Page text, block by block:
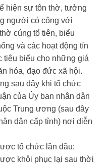
hiện sự tôn thờ, tưởng
người có công với
cúng tổ tiên, biểu
và các hoạt động tín
tiêu biểu cho những giá
hóa, đạo đức xã hội.
sau đây khi tổ chức
của Ủy ban nhân dân
Trung ương (sau đây
dân cấp tỉnh) nơi diễn
tổ chức lần đầu;
khôi phục lại sau thời